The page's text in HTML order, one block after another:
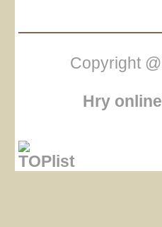
Copyright
Hry online